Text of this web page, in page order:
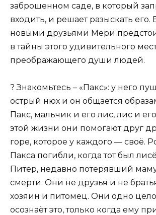
заброшенном саде, в который
входить, и решает разыскать его.
новыми друзьями Мери
в тайны этого удивительного
преображающего души людей.
? Знакомьтесь – «Пакс»: у него
острый нюх и он общается
Пакс, мальчик и его лис, лис и
этой жизни они помогают друг
горе, которое у каждого — своё.
Пакса погибли, когда тот был
Питер, недавно потерявший
смерти. Они не друзья и не
хозяин и питомец. Они одно
осознаёт это, только когда ему